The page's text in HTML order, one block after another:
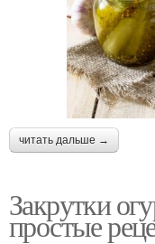
читать дальше →
Закрутки
простые